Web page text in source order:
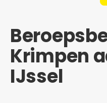
Krimpen
IJssel